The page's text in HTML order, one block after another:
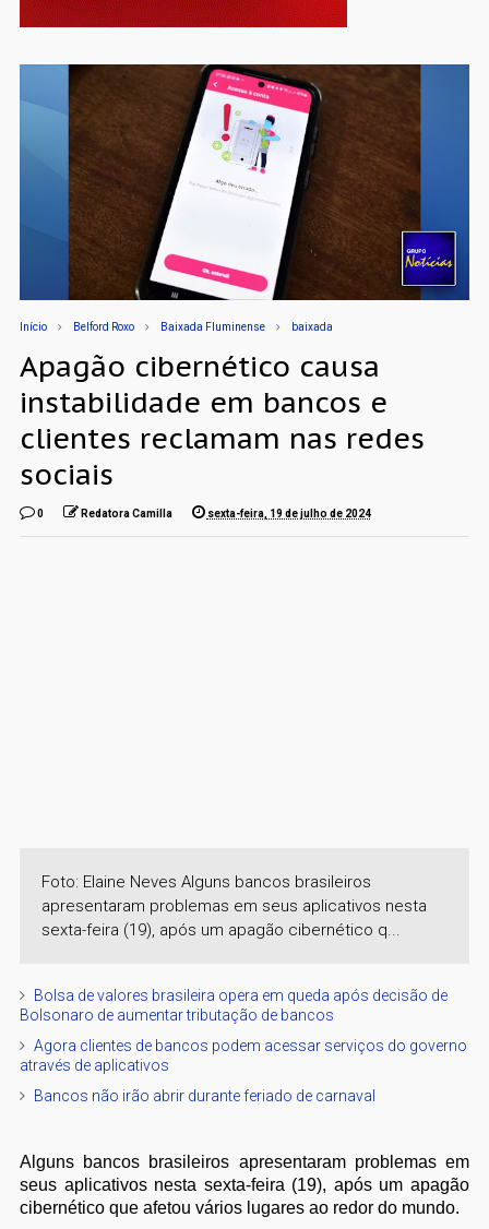
Início Belford Roxo Baixada Fluminense baixada
Apagão cibernético causa
instabilidade em bancos e
clientes reclamam nas redes
sociais
0 Redatora Camilla sexta-feira, 19 de julho de 2024
Foto: Elaine Neves Alguns bancos brasileiros
apresentaram problemas em seus aplicativos nesta
sexta-feira (19), após um apagão cibernético q...
Bolsa de valores brasileira opera em queda após decisão de
Bolsonaro de aumentar tributação de bancos
Agora clientes de bancos podem acessar serviços do governo
através de aplicativos
Bancos não irão abrir durante feriado de carnaval
Alguns bancos brasileiros apresentaram problemas em
seus aplicativos nesta sexta-feira (19), após um apagão
cibernético que afetou vários lugares ao redor do mundo.